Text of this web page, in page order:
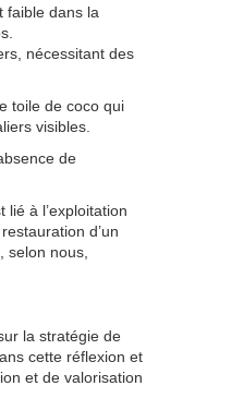
faible dans la
nécessitant des
toile de coco qui
visibles.
de
à l’exploitation
d’un
selon nous,
la stratégie de
cette réflexion et
et de valorisation